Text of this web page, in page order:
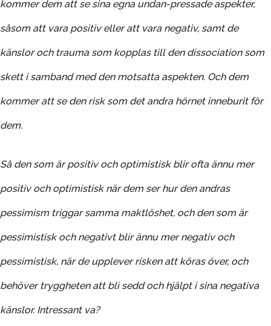
kommer dem att se sina egna undan-pressade aspekter,
såsom att vara positiv eller att vara negativ, samt de
känslor och trauma som kopplas till den dissociation som
skett i samband med den motsatta aspekten. Och dem
kommer att se den risk som det andra hörnet inneburit för
dem.
Så den som är positiv och optimistisk blir ofta ännu mer
positiv och optimistisk när dem ser hur den andras
pessimism triggar samma maktlöshet, och den som är
pessimistisk och negativt blir ännu mer negativ och
pessimistisk, när de upplever risken att köras över, och
behöver tryggheten att bli sedd och hjälpt i sina negativa
känslor. Intressant va?